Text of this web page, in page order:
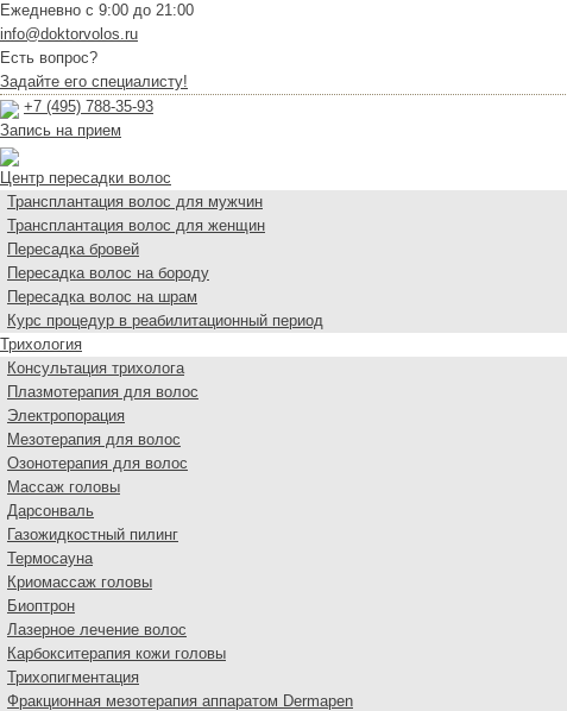
Ежедневно с 9:00 до 21:00
info@doktorvolos.ru
Есть вопрос?
Задайте его специалисту!
+7 (495) 788-35-93
Запись на прием
Центр пересадки волос
Трансплантация волос для мужчин
Трансплантация волос для женщин
Пересадка бровей
Пересадка волос на бороду
Пересадка волос на шрам
Курс процедур в реабилитационный период
Трихология
Консультация трихолога
Плазмотерапия для волос
Электропорация
Мезотерапия для волос
Озонотерапия для волос
Массаж головы
Дарсонваль
Газожидкостный пилинг
Термосауна
Криомассаж головы
Биоптрон
Лазерное лечение волос
Карбокситерапия кожи головы
Трихопигментация
Фракционная мезотерапия аппаратом Dermapen